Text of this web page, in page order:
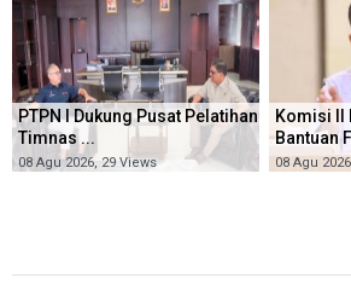
PTPN I Dukung Pusat Pelatihan
Timnas ...
08 Agu 2026, 29 Views
Komisi II
Bantuan
08 Agu